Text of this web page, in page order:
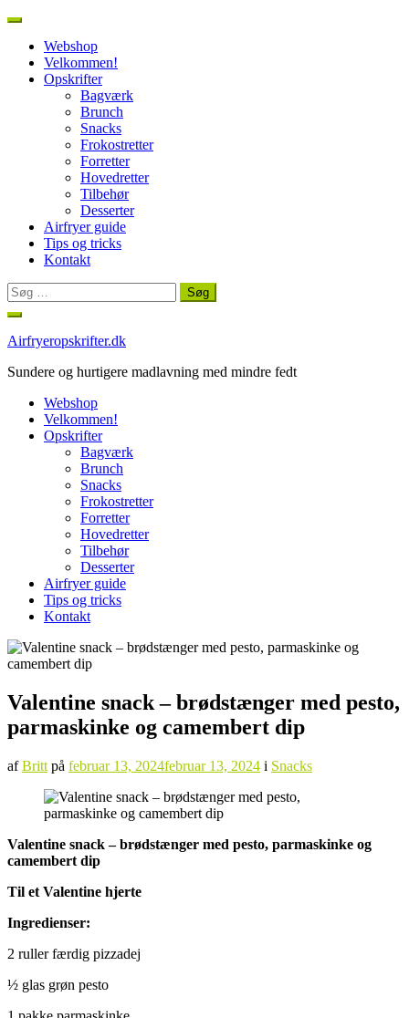
Webshop
Velkommen!
Opskrifter
Bagværk
Brunch
Snacks
Frokostretter
Forretter
Hovedretter
Tilbehør
Desserter
Airfryer guide
Tips og tricks
Kontakt
Søg
efter:
Spring
indhold
Airfryeropskrifter.dk
Sundere og hurtigere madlavning med mindre fedt
Webshop
Velkommen!
Opskrifter
Bagværk
Brunch
Snacks
Frokostretter
Forretter
Hovedretter
Tilbehør
Desserter
Airfryer guide
Tips og tricks
Kontakt
Valentine snack – brødstænger med pesto,
parmaskinke og camembert dip
afBritt på februar 13, 2024februar 13, 2024 i Snacks
Valentine snack – brødstænger med pesto, parmaskinke og
camembert dip
Til et Valentine hjerte
Ingredienser:
2 ruller færdig pizzadej
½ glas grøn pesto